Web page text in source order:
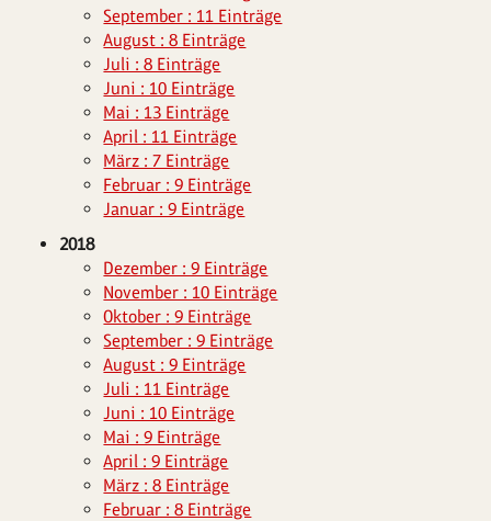
September : 11 Einträge
August : 8 Einträge
Juli : 8 Einträge
Juni : 10 Einträge
Mai : 13 Einträge
April : 11 Einträge
März : 7 Einträge
Februar : 9 Einträge
Januar : 9 Einträge
2018
Dezember : 9 Einträge
November : 10 Einträge
Oktober : 9 Einträge
September : 9 Einträge
August : 9 Einträge
Juli : 11 Einträge
Juni : 10 Einträge
Mai : 9 Einträge
April : 9 Einträge
März : 8 Einträge
Februar : 8 Einträge